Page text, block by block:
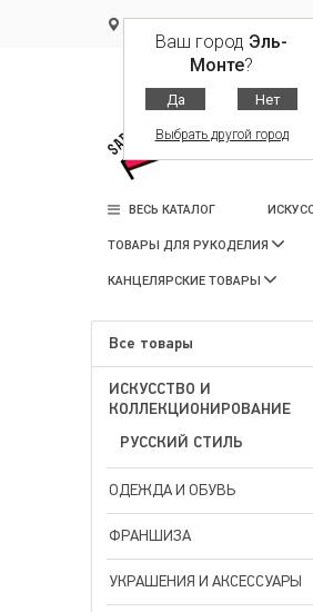
Ваш город Эль-
Монте?
Да Нет
Выбрать другой город
ВЕСЬ КАТАЛОГ
ТОВАРЫ ДЛЯ РУКОДЕЛИЯ
КАНЦЕЛЯРСКИЕ ТОВАРЫ
Все товары
ИСКУССТВО И
КОЛЛЕКЦИОНИРОВАНИЕ
РУССКИЙ СТИЛЬ
ОДЕЖДА И ОБУВЬ
ФРАНШИЗА
УКРАШЕНИЯ И АКСЕССУАРЫ